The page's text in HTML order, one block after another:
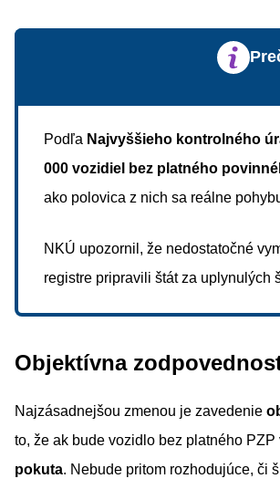
Podľa Najvyššieho kontrolného
000 vozidiel bez platného
ako polovica z nich sa reálne
NKÚ upozornil, že nedostatočné
registre pripravili štát za uplynulých
Objektívna
Najzásadnejšou zmenou je zavedenie
to, že ak bude vozidlo bez platného PZP
pokuta. Nebude pritom rozhodujúce, či